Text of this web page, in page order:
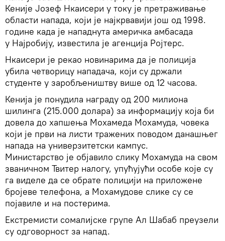
Кеније Јозеф Нкаисери у току је претраживање
области напада, који је најкрвавији још од 1998.
године када је нападнута америчка амбасада
у Најробију, известила је агенција Ројтерс.
Нкаисери је рекао новинарима да је полиција
убила четворицу нападача, који су држали
студенте у заробљеништву више од 12 часова.
Кенија је понудила награду од 200 милиона
шилинга (215.000 долара) за информацију која би
довела до хапшења Мохамеда Мохамуда, човека
који је први на листи тражених поводом данашњег
напада на универзитетски кампус.
Министарство је објавило слику Мохамуда на свом
званичном Твитер налогу, упућујући особе које су
га виделе да се обрате полицији на приложене
бројеве телефона, а Мохамудове слике су се
појавиле и на постерима.
Екстремисти сомалијске групе Ал Шабаб преузели
су одговорност за напад.